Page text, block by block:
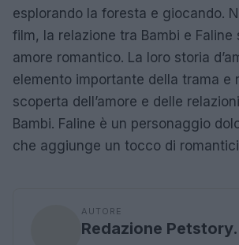
esplorando la foresta e giocando.
film, la relazione tra Bambi e Faline
amore romantico. La loro storia
elemento importante della trama e
scoperta dell’amore e delle
Bambi. Faline è un personaggio
che aggiunge un tocco di
AUTORE
Redazione